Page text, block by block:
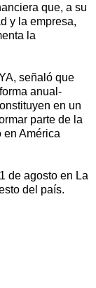
que, a su
y la empresa,
la
señaló que
anual-
en un
parte de la
en América
de agosto en La
del país.